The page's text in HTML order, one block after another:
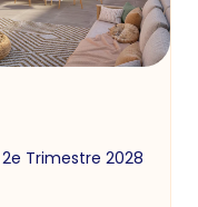
2e Trimestre 2028